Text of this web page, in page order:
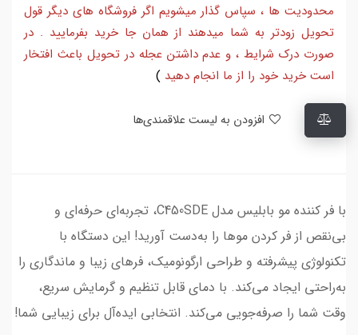
محدودیت ها ، سپاس گذار میشویم اگر فروشگاه های دیگر قول
تحویل زودتر به شما میدهند از همان جا خرید بفرمایید . در
صورت درک شرایط ، و عدم داشتن عجله در تحویل باعث افتخار
است خرید خود را از ما انجام دهید )
با فر کننده مو بابلیس مدل C450SDE، تجربه‌ای حرفه‌ای و
بی‌نقص از فر کردن موها را به‌دست آورید! این دستگاه با
تکنولوژی پیشرفته و طراحی ارگونومیک، فرهای زیبا و ماندگاری را
به‌راحتی ایجاد می‌کند. با دمای قابل تنظیم و گرمایش سریع،
وقت شما را صرفه‌جویی می‌کند. انتخابی ایده‌آل برای زیبایی شما!